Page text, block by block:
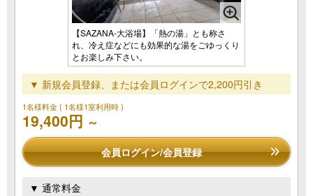
【SAZANA-大浴場】「熱の湯」とも称さ
れ、冷え症などにも効果的な湯をごゆっくり
とお楽しみ下さい。
▼ 新規会員登録、または会員ログインで2,200円引き
1名様料金( 1名様1室利用時 )
19,400円 ～
会員ログイン/会員登録
▼ 通常料金